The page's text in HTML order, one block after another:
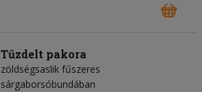
Tűzdelt pakora
zöldségsaslik fűszeres
sárgaborsóbundában